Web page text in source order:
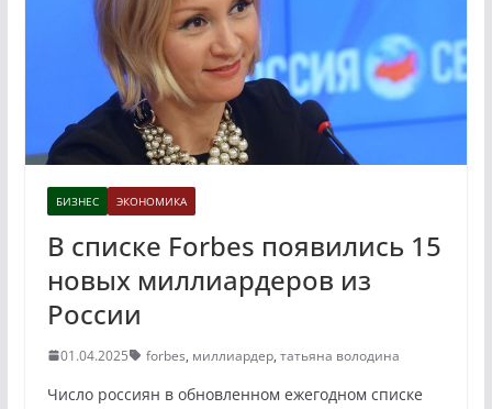
БИЗНЕС ЭКОНОМИКА
В списке Forbes появились 15
новых миллиардеров из
России
01.04.2025 forbes, миллиардер, татьяна володина
Число россиян в обновленном ежегодном списке